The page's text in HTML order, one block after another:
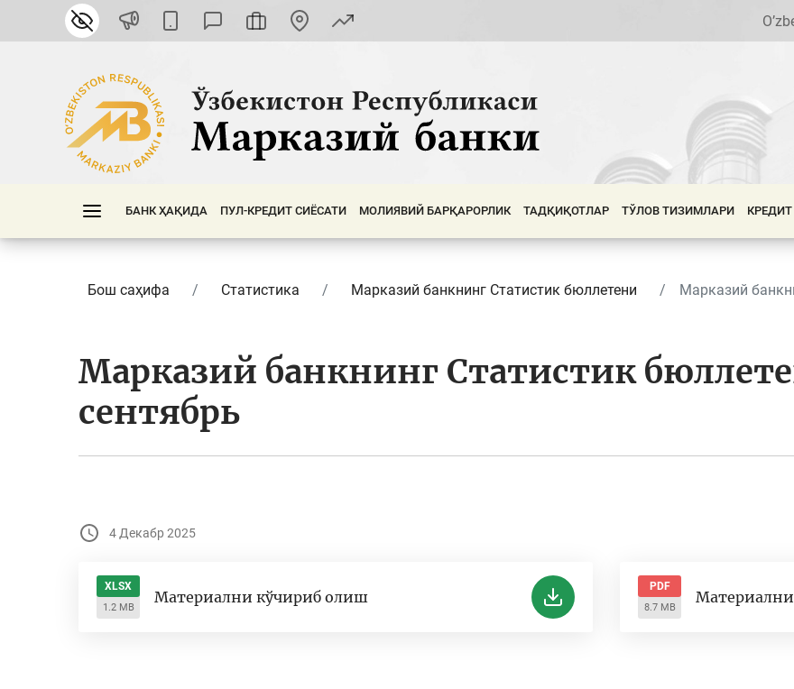
БАНК ҲАҚИДА ПУЛ-КРЕДИТ СИЁСАТИ МОЛИЯВИЙ БАРҚАРОРЛИК ТАДҚИҚОТЛАР ТЎЛОВ ТИЗИМЛАРИ
Бош саҳифа Статистика Марказий банкнинг Cтатистик бюллетени Марказий
Марказий банкнинг Статистик
сентябрь
4 Декабр 2025
XLSX
1.2 MB
Материални кўчириб олиш
PDF
8.7 MB